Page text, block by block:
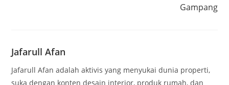
Gampang
Jafarull Afan
Jafarull Afan adalah aktivis yang menyukai dunia properti,
suka dengan konten desain interior, produk rumah, dan